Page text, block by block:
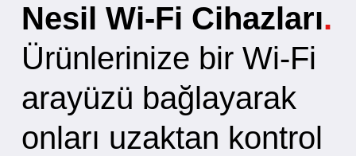
Nesil Wi-Fi Cihazları.
Ürünlerinize bir Wi-Fi
arayüzü bağlayarak
onları uzaktan kontrol